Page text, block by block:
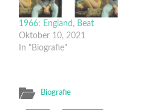
Künstlerkneipen, um das
kulturelle Niveau
einzuschätzen. Sobald in
Paris oder New…
1966: England, Beat
Oktober 10, 2021
In "Biografie"
Biografie